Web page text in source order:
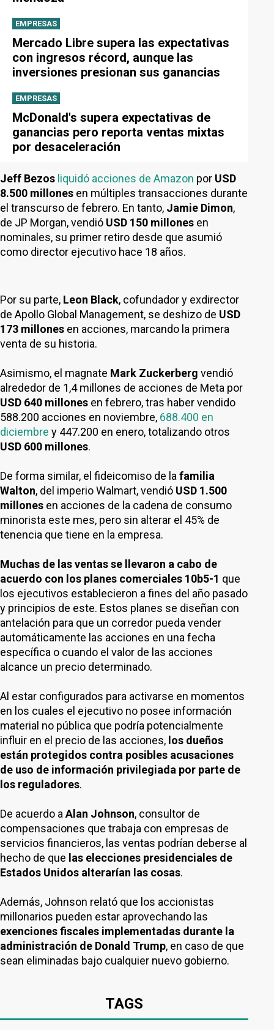
EMPRESAS
Mercado Libre supera las expectativas
con ingresos récord, aunque las
inversiones presionan sus ganancias
EMPRESAS
McDonald's supera expectativas de
ganancias pero reporta ventas mixtas
por desaceleración
Jeff Bezos liquidó acciones de Amazon por USD
8.500 millones en múltiples transacciones durante
el transcurso de febrero. En tanto, Jamie Dimon,
de JP Morgan, vendió USD 150 millones en
nominales, su primer retiro desde que asumió
como director ejecutivo hace 18 años.
Por su parte, Leon Black, cofundador y exdirector
de Apollo Global Management, se deshizo de USD
173 millones en acciones, marcando la primera
venta de su historia.
Asimismo, el magnate Mark Zuckerberg vendió
alrededor de 1,4 millones de acciones de Meta por
USD 640 millones en febrero, tras haber vendido
588.200 acciones en noviembre, 688.400 en
diciembre y 447.200 en enero, totalizando otros
USD 600 millones.
De forma similar, el fideicomiso de la familia
Walton, del imperio Walmart, vendió USD 1.500
millones en acciones de la cadena de consumo
minorista este mes, pero sin alterar el 45% de
tenencia que tiene en la empresa.
Muchas de las ventas se llevaron a cabo de
acuerdo con los planes comerciales 10b5-1 que
los ejecutivos establecieron a fines del año pasado
y principios de este. Estos planes se diseñan con
antelación para que un corredor pueda vender
automáticamente las acciones en una fecha
específica o cuando el valor de las acciones
alcance un precio determinado.
Al estar configurados para activarse en momentos
en los cuales el ejecutivo no posee información
material no pública que podría potencialmente
influir en el precio de las acciones, los dueños
están protegidos contra posibles acusaciones
de uso de información privilegiada por parte de
los reguladores.
De acuerdo a Alan Johnson, consultor de
compensaciones que trabaja con empresas de
servicios financieros, las ventas podrían deberse al
hecho de que las elecciones presidenciales de
Estados Unidos alterarían las cosas.
Además, Johnson relató que los accionistas
millonarios pueden estar aprovechando las
exenciones fiscales implementadas durante la
administración de Donald Trump, en caso de que
sean eliminadas bajo cualquier nuevo gobierno.
TAGS